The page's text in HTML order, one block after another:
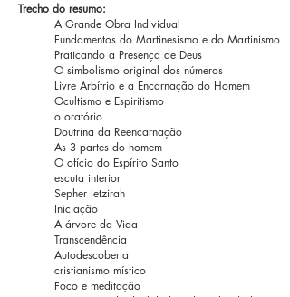
Trecho do resumo:
A Grande Obra Individual
Fundamentos do Martinesismo e do Martinismo
Praticando a Presença de Deus
O simbolismo original dos números
Livre Arbítrio e a Encarnação do Homem
Ocultismo e Espiritismo
o oratório
Doutrina da Reencarnação
As 3 partes do homem
O ofício do Espírito Santo
escuta interior
Sepher Ietzirah
Iniciação
A árvore da Vida
Transcendência
Autodescoberta
cristianismo místico
Foco e meditação